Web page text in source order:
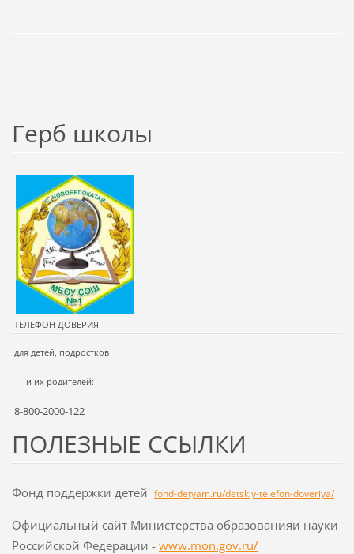
Герб школы
ТЕЛЕФОН ДОВЕРИЯ
для детей, подростков
и их родителей:
8-800-2000-122
ПОЛЕЗНЫЕ ССЫЛКИ
Фонд поддержки детей fond-detyam.ru/detskiy-telefon-doveriya/
Официальный сайт Министерства образованияи науки
Российской Федерации - www.mon.gov.ru/